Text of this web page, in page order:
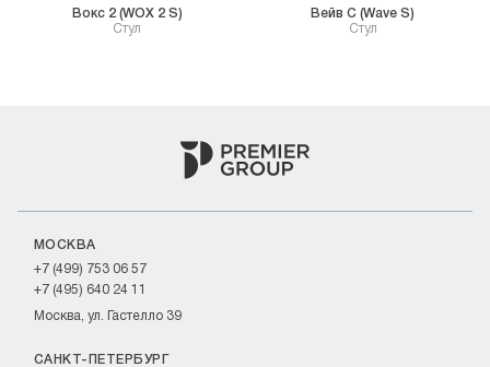
Cтул
Вокс 2 (WOX 2 S)
Стул
Вейв С (Wave S)
МОСКВА
+7 (499) 753 06 57
+7 (495) 640 24 11
Москва, ул. Гастелло 39
САНКТ-ПЕТЕРБУРГ